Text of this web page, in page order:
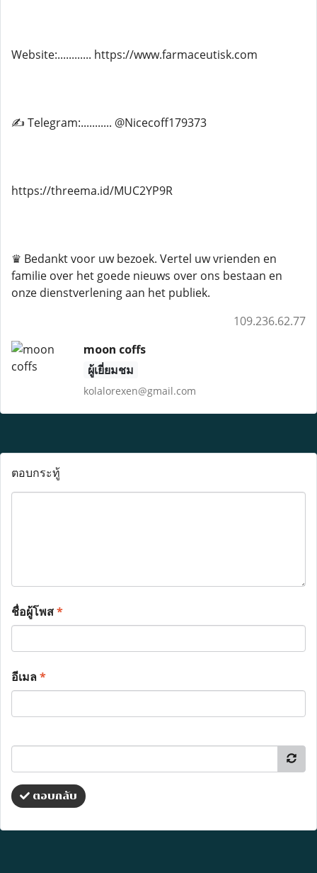
Website:............ https://www.farmaceutisk.com
✍ Telegram:........... @Nicecoff179373
https://threema.id/MUC2YP9R
♛ Bedankt voor uw bezoek. Vertel uw vrienden en
familie over het goede nieuws over ons bestaan ​​en
onze dienstverlening aan het publiek.
109.236.62.77
moon coffs
ผู้เยี่ยมชม
kolalorexen@gmail.com
ตอบกระทู้
ชื่อผู้โพส*
อีเมล*
ตอบกลับ